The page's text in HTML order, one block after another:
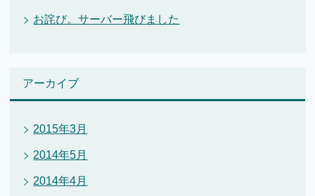
お詫び。サーバー飛びました
アーカイブ
2015年3月
2014年5月
2014年4月